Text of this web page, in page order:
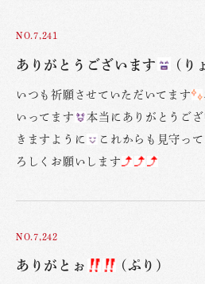
NO.7,241
ありがとうございます (り
いつも祈願させていただいてます
いってます
本当にありがとうご
きますように
これからも見守っ
ろしくお願いします
NO.7,242
ありがとぉ (ぷり)